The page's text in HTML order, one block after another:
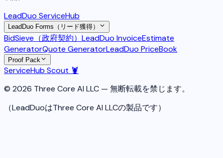
LeadDuo ServiceHub
LeadDuo Forms（リード獲得）
BidSieve（政府契約） LeadDuo InvoiceEstimate
GeneratorQuote GeneratorLeadDuo PriceBook
Proof Pack
ServiceHub Scout 🦞
© 2026 Three Core AI LLC — 無断転載を禁じます。
（LeadDuoはThree Core AI LLCの製品です）